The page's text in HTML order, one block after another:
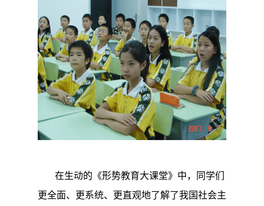
在生动的《形势教育大课堂》中，同学们
更全面、更系统、更直观地了解了我国社会主